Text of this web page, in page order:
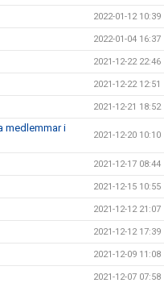
2022-01-12 10:39
2022-01-04 16:37
2021-12-22 22:46
2021-12-22 12:51
2021-12-21 18:52
medlemmar i
2021-12-20 10:10
2021-12-17 08:44
2021-12-15 10:55
2021-12-12 21:07
2021-12-12 17:39
2021-12-09 11:08
2021-12-07 07:58